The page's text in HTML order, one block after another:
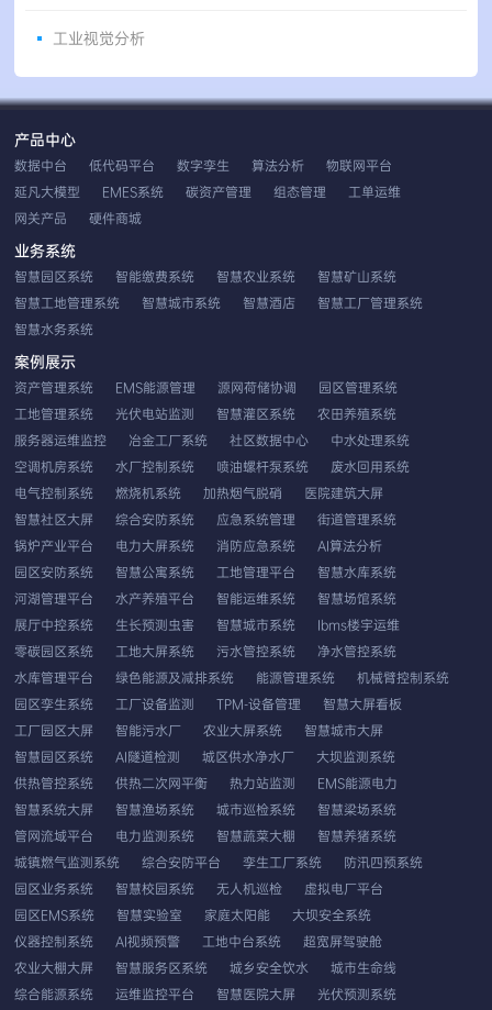
工业视觉分析
产品中心
数据中台 低代码平台 数字孪生 算法分析
物联网平台
延凡大模型
EMES系统 碳资产管理 组态管理
工单运维
网关产品
硬件商城
业务系统
智慧园区系统 智能缴费系统 智慧农业系统
智慧矿山系统
智慧工地管理系统
智慧城市系统 智慧酒店
智慧工厂管理系统
智慧水务系统
案例展示
资产管理系统 EMS能源管理 源网荷储协调
园区管理系统
工地管理系统
光伏电站监测 智慧灌区系统
农田养殖系统
服务器运维监控
冶金工厂系统 社区数据中心
中水处理系统
空调机房系统
水厂控制系统 喷油螺杆泵系统
废水回用系统
电气控制系统
燃烧机系统 加热烟气脱硝
医院建筑大屏
智慧社区大屏
综合安防系统 应急系统管理
街道管理系统
锅炉产业平台
电力大屏系统 消防应急系统
AI算法分析
园区安防系统
智慧公寓系统 工地管理平台
智慧水库系统
河湖管理平台
水产养殖平台 智能运维系统
智慧场馆系统
展厅中控系统
生长预测虫害 智慧城市系统
Ibms楼宇运维
零碳园区系统
工地大屏系统 污水管控系统
净水管控系统
水库管理平台
绿色能源及减排系统 能源管理系统
机械臂控制系统
园区孪生系统
工厂设备监测 TPM-设备管理
智慧大屏看板
工厂园区大屏
智能污水厂 农业大屏系统
智慧城市大屏
智慧园区系统
AI隧道检测 城区供水净水厂
大坝监测系统
供热管控系统
供热二次网平衡 热力站监测
EMS能源电力
智慧系统大屏
智慧渔场系统 城市巡检系统
智慧梁场系统
管网流域平台
电力监测系统 智慧蔬菜大棚
智慧养猪系统
城镇燃气监测系统
综合安防平台 孪生工厂系统
防汛四预系统
园区业务系统
智慧校园系统 无人机巡检
虚拟电厂平台
园区EMS系统
智慧实验室 家庭太阳能
大坝安全系统
仪器控制系统
AI视频预警 工地中台系统
超宽屏驾驶舱
农业大棚大屏
智慧服务区系统 城乡安全饮水
城市生命线
综合能源系统
运维监控平台 智慧医院大屏
光伏预测系统